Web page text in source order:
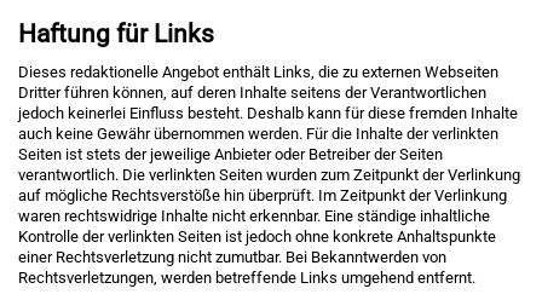
Haftung für Links
Dieses redaktionelle Angebot enthält Links, die zu externen Webseiten
Dritter führen können, auf deren Inhalte seitens der Verantwortlichen
jedoch keinerlei Einfluss besteht. Deshalb kann für diese fremden Inhalte
auch keine Gewähr übernommen werden. Für die Inhalte der verlinkten
Seiten ist stets der jeweilige Anbieter oder Betreiber der Seiten
verantwortlich. Die verlinkten Seiten wurden zum Zeitpunkt der Verlinkung
auf mögliche Rechtsverstöße hin überprüft. Im Zeitpunkt der Verlinkung
waren rechtswidrige Inhalte nicht erkennbar. Eine ständige inhaltliche
Kontrolle der verlinkten Seiten ist jedoch ohne konkrete Anhaltspunkte
einer Rechtsverletzung nicht zumutbar. Bei Bekanntwerden von
Rechtsverletzungen, werden betreffende Links umgehend entfernt.